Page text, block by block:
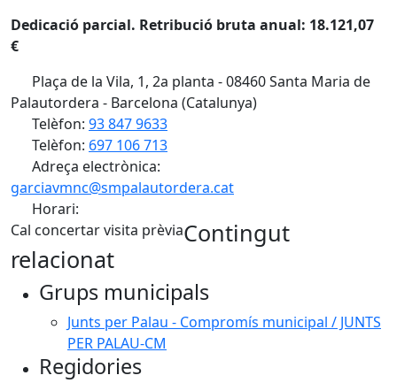
Dedicació parcial. Retribució bruta anual: 18.121,07
€
Plaça de la Vila, 1, 2a planta - 08460 Santa Maria de
Palautordera - Barcelona (Catalunya)
Telèfon: 93 847 9633
Telèfon: 697 106 713
Adreça electrònica:
garciavmnc@smpalautordera.cat
Horari:
Cal concertar visita prèviaContingut
relacionat
Grups municipals
Junts per Palau - Compromís municipal / JUNTS
PER PALAU-CM
Regidories